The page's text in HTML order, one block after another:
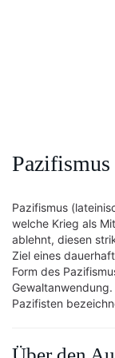
Pazifismus
Pazifismus
welche Krieg als
ablehnt, diesen
Ziel eines
Form des
Pazifisten